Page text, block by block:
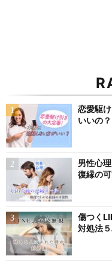
恋愛駆
いいの？
男性心
復縁の
傷つく
対処法